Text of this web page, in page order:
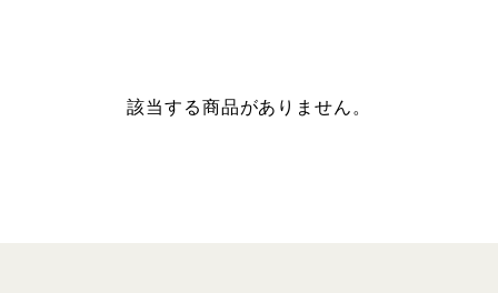
該当する商品がありません。